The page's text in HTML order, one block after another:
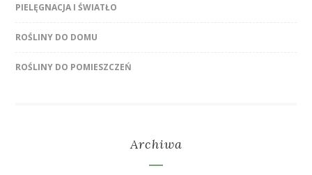
PIELĘGNACJA I ŚWIATŁO
ROŚLINY DO DOMU
ROŚLINY DO POMIESZCZEŃ
Archiwa